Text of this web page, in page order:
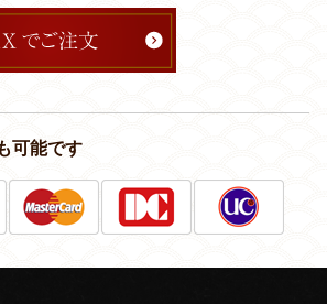
可能です